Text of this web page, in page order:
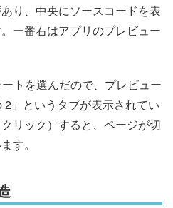
り、中央にソースコードを表
一番右はアプリのプレビュー
トを選んだので、プレビュー
2」というタブが表示されてい
リック）すると、ページが切
す。